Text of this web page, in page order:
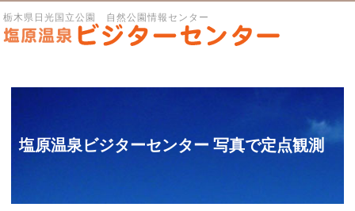
栃木県日光国立公園 自然公園情報センター
塩原温泉ビジターセンター 写真で定点観測